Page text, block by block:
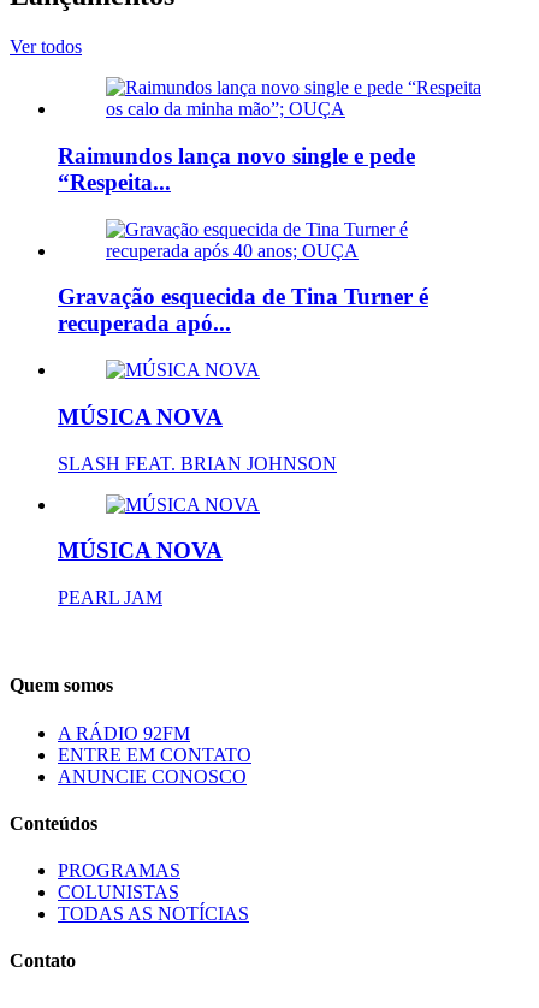
Ver todos
Raimundos lança novo single e pede
“Respeita...
Gravação esquecida de Tina Turner é
recuperada apó...
MÚSICA NOVA
SLASH FEAT. BRIAN JOHNSON
MÚSICA NOVA
PEARL JAM
Quem somos
A RÁDIO 92FM
ENTRE EM CONTATO
ANUNCIE CONOSCO
Conteúdos
PROGRAMAS
COLUNISTAS
TODAS AS NOTÍCIAS
Contato